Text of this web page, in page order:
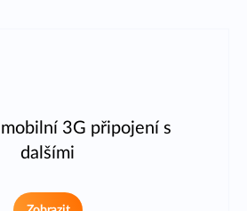
3G připojení s
dalšími